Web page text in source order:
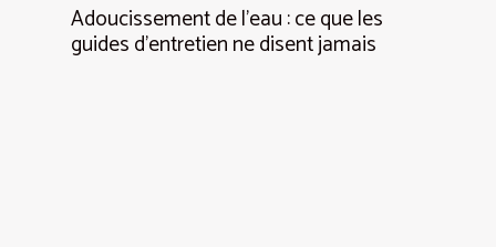
Adoucissement de l’eau : ce que les
guides d’entretien ne disent jamais